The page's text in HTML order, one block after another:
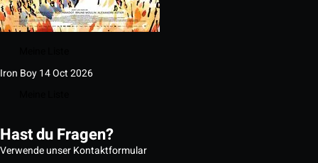
Iron Boy14 Oct 2026
Hast du Fragen?
Verwende unser Kontaktformular